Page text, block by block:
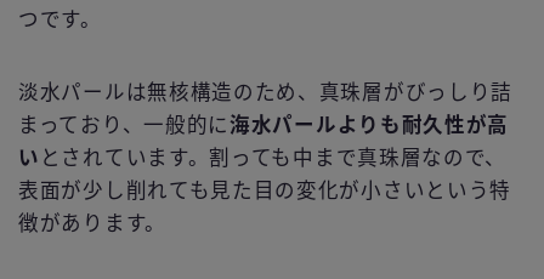
つです。
淡水パールは無核構造のため、真珠層がびっしり詰
まっており、一般的に海水パールよりも耐久性が高
い とされています。割っても中まで真珠層なので、
表面が少し削れても見た目の変化が小さいという特
徴があります。